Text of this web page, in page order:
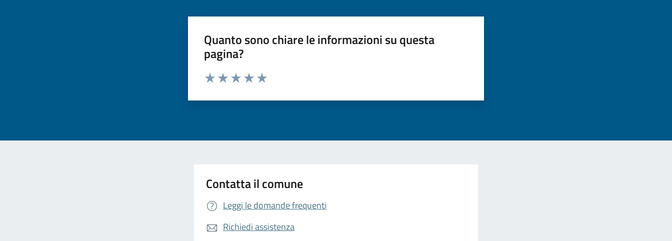
Quanto sono chiare le informazioni su questa
pagina?
Valuta da 1 a 5 stelle la pagina
Contatta il comune
Leggi le domande frequenti
Richiedi assistenza